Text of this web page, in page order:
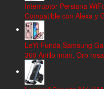
Interruptor Persiana
Compatible con Alexa y
LeYi Funda Samsung
360 Anillo iman, Oro rosa